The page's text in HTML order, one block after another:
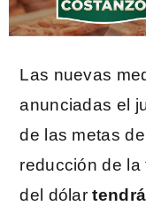
Las nuevas
anunciadas el
de las metas
reducción de
del dólar